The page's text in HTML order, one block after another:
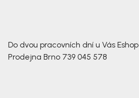
Do dvou pracovních dní u Vás Eshop
Prodejna Brno 739 045 578